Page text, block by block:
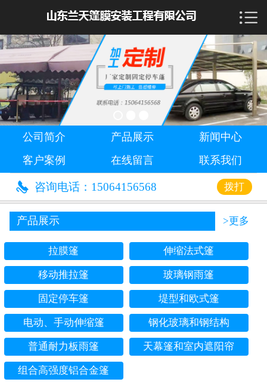
 首页
公司简介
产品展示
新闻中心
客户案例
在线留言

公司简介 产品展示
新闻中心
客户案例
在线留言 联系我们
 咨询电话：15064156568 拨打
产品展示 >更多
拉膜篷 伸缩法式篷
移动推拉篷 玻璃钢雨篷
固定停车篷 堤型和欧式篷
电动、手动伸缩篷 钢化玻璃和钢结构
普通耐力板雨篷 天幕篷和室内遮阳帘
组合高强度铝合金篷